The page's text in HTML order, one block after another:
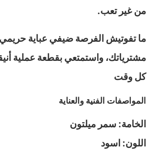
من غير تعب.
ما تفوتيش الفرصة ضيفي عباية
مشترياتك، واستمتعي بقطعة عملية
كل وقت
المواصفات الفنية والعناية
الخامة: سمر ميلتون
اللون: اسود